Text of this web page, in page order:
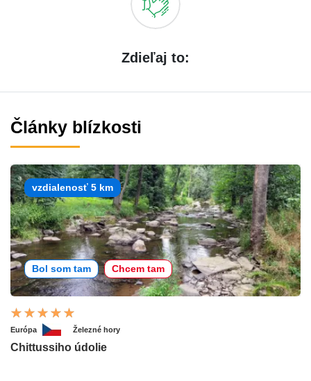
Zdieľaj to:
Články blízkosti
vzdialenosť 5 km
Bol som tam Chcem tam
Európa Železné hory
Chittussiho údolie